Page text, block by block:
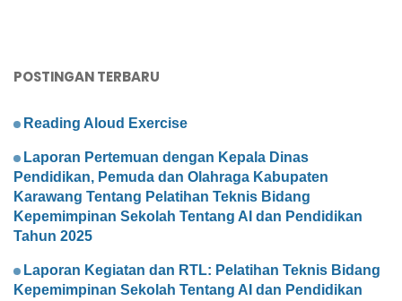
POSTINGAN TERBARU
Reading Aloud Exercise
Laporan Pertemuan dengan Kepala Dinas
Pendidikan, Pemuda dan Olahraga Kabupaten
Karawang Tentang Pelatihan Teknis Bidang
Kepemimpinan Sekolah Tentang AI dan Pendidikan
Tahun 2025
Laporan Kegiatan dan RTL: Pelatihan Teknis Bidang
Kepemimpinan Sekolah Tentang AI dan Pendidikan